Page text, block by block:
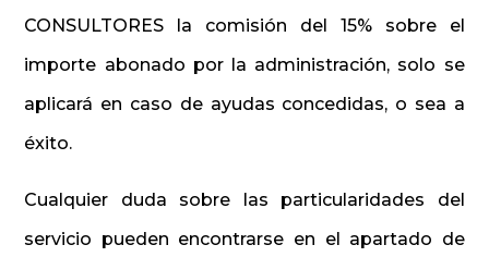
CONSULTORES la comisión del 15% sobre el
importe abonado por la administración, solo se
aplicará en caso de ayudas concedidas, o sea a
éxito.
Cualquier duda sobre las particularidades del
servicio pueden encontrarse en el apartado de